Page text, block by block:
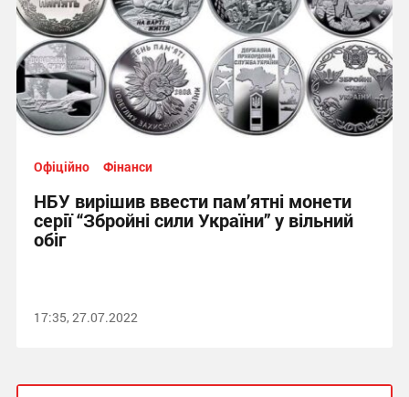
Офіційно Фінанси
НБУ вирішив ввести пам’ятні монети
серії “Збройні сили України” у вільний
обіг
17:35, 27.07.2022